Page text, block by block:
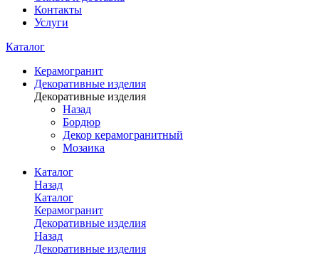
Контакты
Услуги
Каталог
Керамогранит
Декоративные изделия
Декоративные изделия
Назад
Бордюр
Декор керамогранитный
Мозаика
Каталог
Назад
Каталог
Керамогранит
Декоративные изделия
Назад
Декоративные изделия